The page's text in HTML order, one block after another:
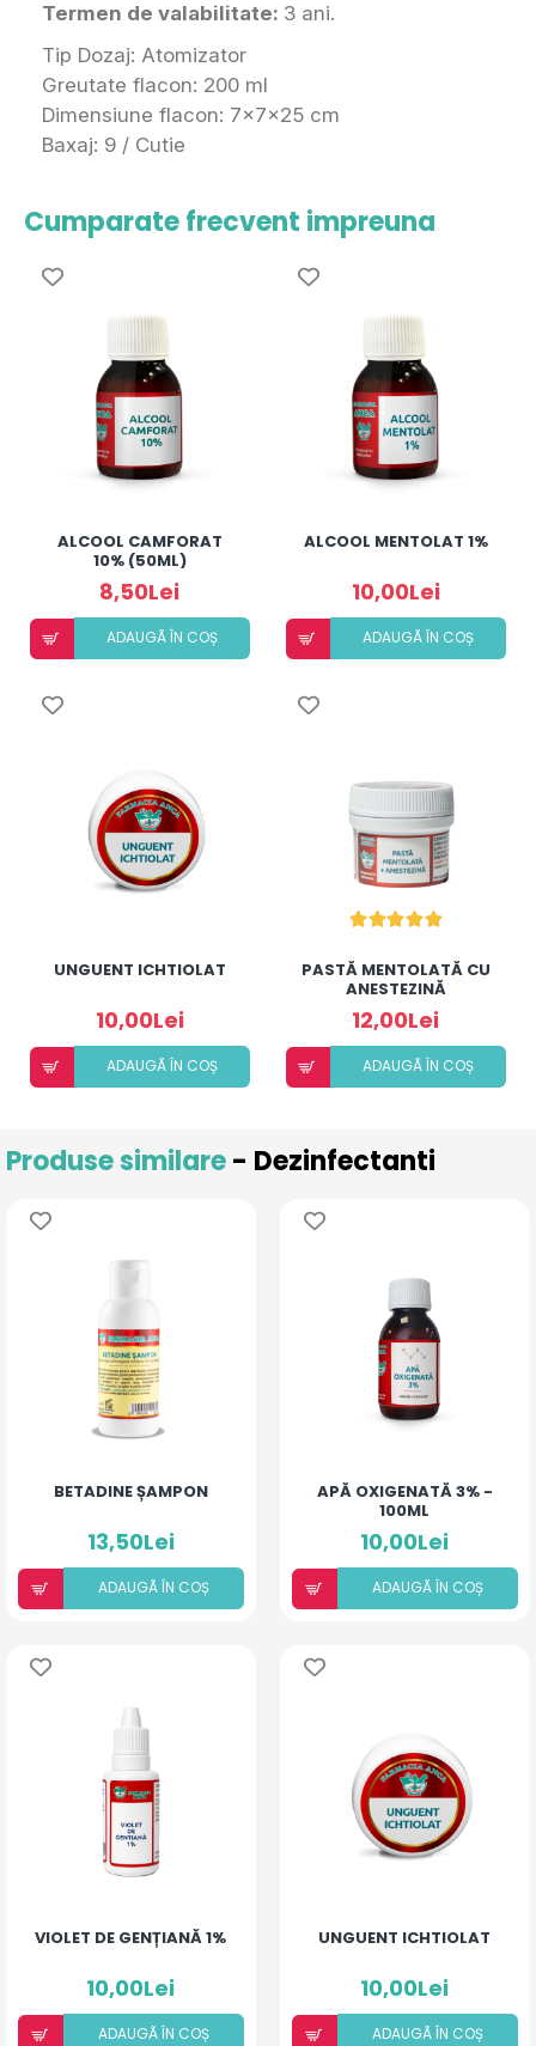
Termen de valabilitate: 3 ani.
Tip Dozaj: Atomizator
Greutate flacon: 200 ml
Dimensiune flacon: 7x7x25 cm
Baxaj: 9 / Cutie
Cumparate frecvent impreuna
ALCOOL CAMFORAT
10% (50ML)
8,50Lei
ADAUGÃ ÎN COȘ
ALCOOL MENTOLAT 1%
10,00Lei
ADAUGÃ ÎN COȘ
UNGUENT ICHTIOLAT
10,00Lei
ADAUGÃ ÎN COȘ
PASTĂ MENTOLATĂ CU
ANESTEZINĂ
12,00Lei
ADAUGÃ ÎN COȘ
Produse similare- Dezinfectanti
BETADINE ȘAMPON
13,50Lei
ADAUGÃ ÎN COȘ
APĂ OXIGENATĂ 3% -
100ML
10,00Lei
ADAUGÃ ÎN COȘ
VIOLET DE GENȚIANĂ 1%
10,00Lei
ADAUGÃ ÎN COȘ
UNGUENT ICHTIOLAT
10,00Lei
ADAUGÃ ÎN COȘ